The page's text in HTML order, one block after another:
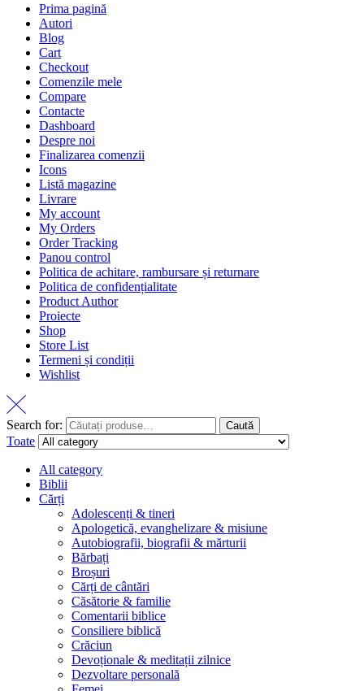
Prima pagină
Autori
Blog
Cart
Checkout
Comenzile mele
Compare
Contacte
Dashboard
Despre noi
Finalizarea comenzii
Icons
Listă magazine
Livrare
My account
My Orders
Order Tracking
Panou control
Politica de achitare, rambursare și returnare
Politica de confidențialitate
Product Author
Proiecte
Shop
Store List
Termeni și condiții
Wishlist
Search for: Caută
Toate
All category
Biblii
Cărți
Adolescenți & tineri
Apologetică, evanghelizare & misiune
Autobiografii, biografii & mărturii
Bărbați
Broșuri
Cărți de cântări
Căsătorie & familie
Comentarii biblice
Consiliere biblică
Crăciun
Devoționale & meditații zilnice
Dezvoltare personală